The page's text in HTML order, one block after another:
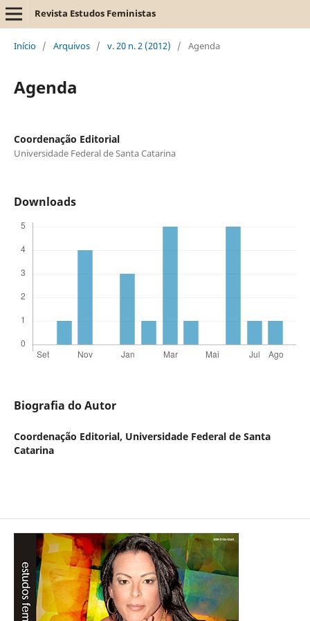
Revista Estudos Feministas
Início / Arquivos / v. 20 n. 2 (2012) / Agenda
Agenda
Coordenação Editorial
Universidade Federal de Santa Catarina
Downloads
Biografia do Autor
Coordenação Editorial, Universidade Federal de Santa
Catarina